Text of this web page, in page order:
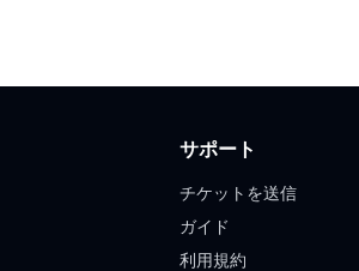
サポート
チケットを送信
ガイド
利用規約